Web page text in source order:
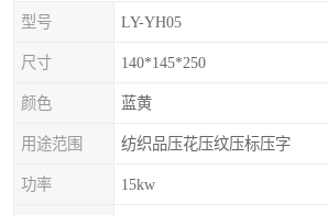
型号 LY-YH05
尺寸 140*145*250
颜色 蓝黄
用途范围 纺织品压花压纹压标压字
功率 15kw